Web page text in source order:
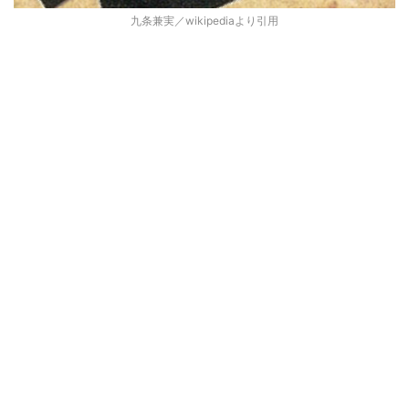
九条兼実／wikipediaより引用